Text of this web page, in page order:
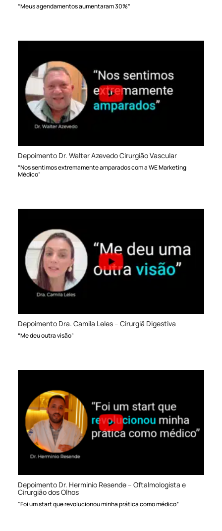
“Meus agendamentos aumentaram 30%”
Depoimento Dr. Walter Azevedo Cirurgião Vascular
“Nos sentimos extremamente amparados com a WE Marketing
Médico”
Depoimento Dra. Camila Leles – Cirurgiã Digestiva
“Me deu outra visão”
Depoimento Dr. Herminio Resende – Oftalmologista e
Cirurgião dos Olhos
“Foi um start que revolucionou minha prática como médico”